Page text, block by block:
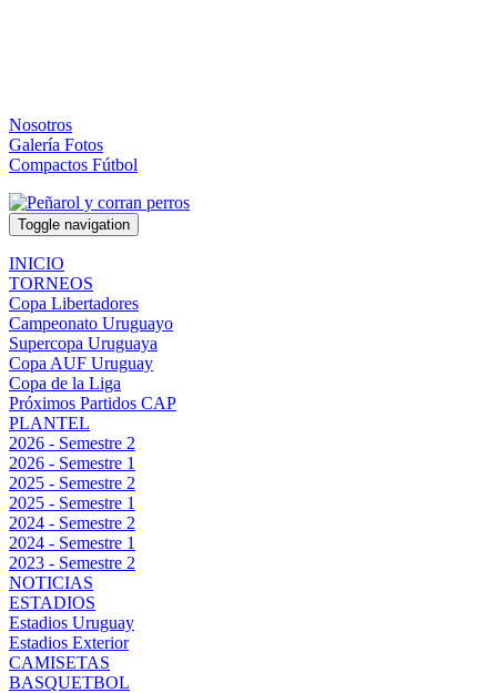
Nosotros
Galería Fotos
Compactos Fútbol
Toggle navigation
INICIO
TORNEOS
Copa Libertadores
Campeonato Uruguayo
Supercopa Uruguaya
Copa AUF Uruguay
Copa de la Liga
Próximos Partidos CAP
PLANTEL
2026 - Semestre 2
2026 - Semestre 1
2025 - Semestre 2
2025 - Semestre 1
2024 - Semestre 2
2024 - Semestre 1
2023 - Semestre 2
NOTICIAS
ESTADIOS
Estadios Uruguay
Estadios Exterior
CAMISETAS
BASQUETBOL